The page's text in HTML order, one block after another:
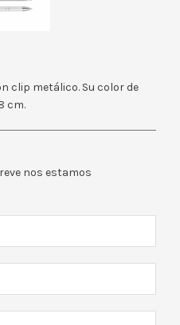
clip metálico. Su color de
cm.
nos estamos